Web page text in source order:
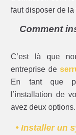
faut disposer de
Comment
C’est là que
entreprise de
En tant que
l’installation de
avez deux options.
• Installer un